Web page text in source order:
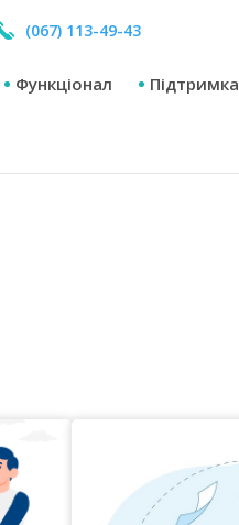
(067) 113-49-43
Функціонал Підтримка